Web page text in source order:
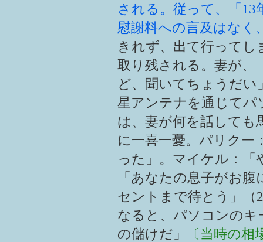
される。従って、「13
慰謝料への言及はなく
きれず、出て行って
取り残される。妻が、
ど、聞いてちょうだ
星アンテナを通じて
は、妻が何を話しても
に一喜一憂。パリクー
った」。マイケル：「
「あなたの息子がお
セントまで待とう」（
なると、パソコンのキ
の儲けだ」
〔当時の相